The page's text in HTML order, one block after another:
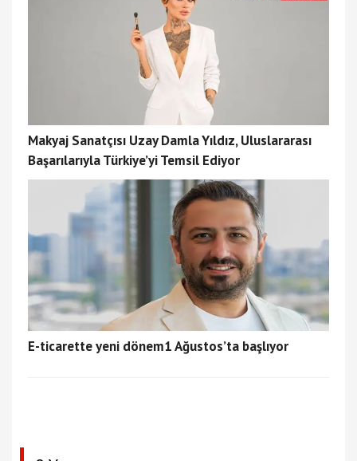
Makyaj Sanatçısı Uzay Damla Yıldız, Uluslararası
Başarılarıyla Türkiye’yi Temsil Ediyor
E-ticarette yeni dönem1 Ağustos’ta başlıyor